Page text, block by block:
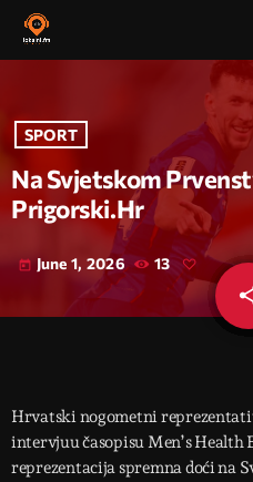
SPORT
Na Svjetskom
Prigorski.hr
today June 1, 2026 13
Hrvatski nogometni
intervjuu časopisu Men’s Health
reprezentacija spremna doći na